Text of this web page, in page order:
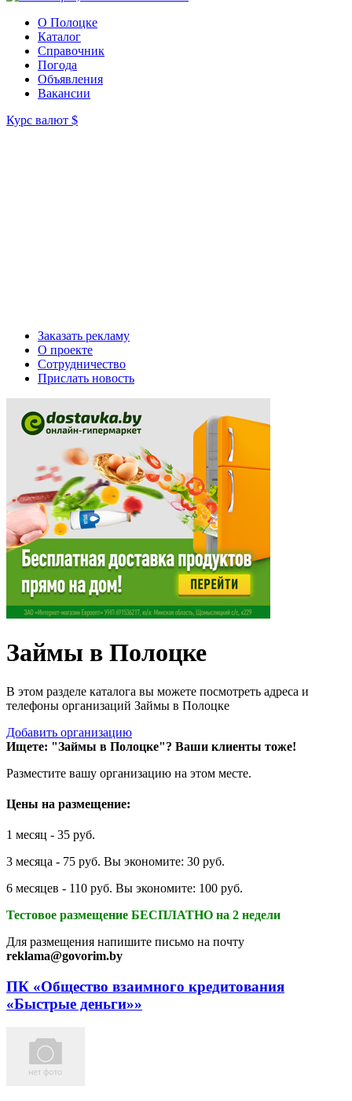
О Полоцке
Каталог
Справочник
Погода
Объявления
Вакансии
Курс валют $
Заказать рекламу
О проекте
Сотрудничество
Прислать новость
Займы в Полоцке
В этом разделе каталога вы можете посмотреть адреса и
телефоны организаций Займы в Полоцке
Добавить организацию
Ищете: "Займы в Полоцке"? Ваши клиенты тоже!
Разместите вашу организацию на этом месте.
Цены на размещение:
1 месяц - 35 руб.
3 месяца - 75 руб. Вы экономите: 30 руб.
6 месяцев - 110 руб. Вы экономите: 100 руб.
Тестовое размещение БЕСПЛАТНО на 2 недели
Для размещения напишите письмо на почту
reklama@govorim.by
ПК «Общество взаимного кредитования
«Быстрые деньги»»